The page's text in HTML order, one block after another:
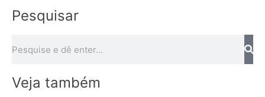
Pesquisar
Veja também